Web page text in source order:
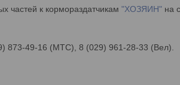
частей к кормораздатчикам "ХОЗЯИН" на
873-49-16 (МТС), 8 (029) 961-28-33 (Вел).